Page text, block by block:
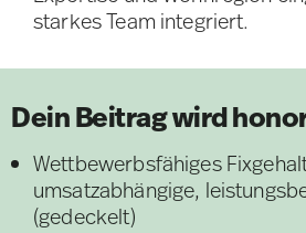
starkes Team integriert.
Dein Beitrag wird
Wettbewerbsfähiges
umsatzabhängige,
(gedeckelt)